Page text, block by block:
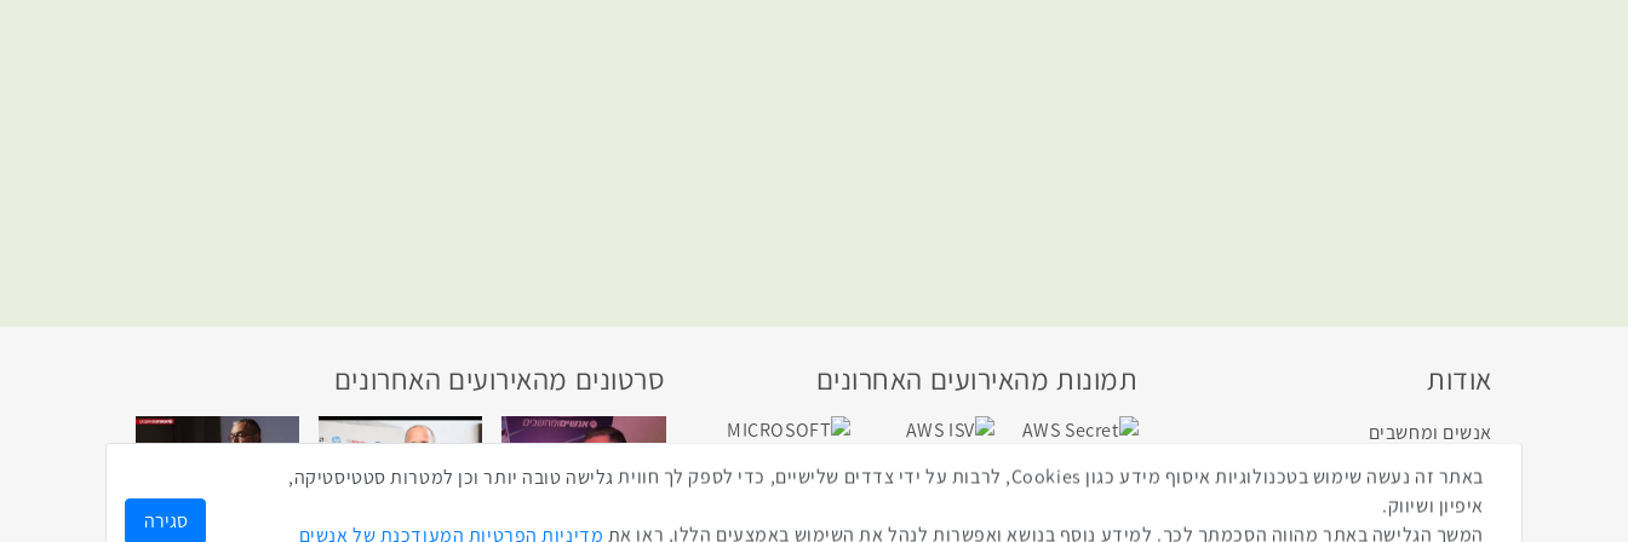
אודות
אנשים ומחשבים
מדיניות הפרטיות
תקנון
תמונות מהאירועים האחרונים סרטונים מהאירועים האחרונים
1:43
באתר זה נעשה שימוש בטכנולוגיות איסוף מידע כגון Cookies, לרבות על ידי צדדים שלישיים, כדי לספק לך חווית גלישה טובה יותר וכן למטרות סטטיסטיקה,
איפיון ושיווק.
המשך הגלישה באתר מהווה הסכמתך לכך. למידע נוסף בנושא ואפשרות לנהל את השימוש באמצעים הללו, ראו את מדיניות הפרטיות המעודכנת של אנשים
סגירה